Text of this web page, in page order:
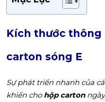
Kích thước thông
carton sóng E
Sự phát triển nhanh của
khiến cho hộp carton